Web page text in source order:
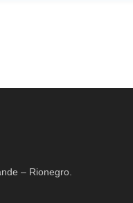
– Rionegro.